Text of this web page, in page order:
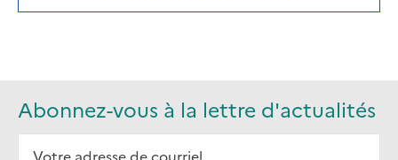
Abonnez-vous à la lettre d'actualités